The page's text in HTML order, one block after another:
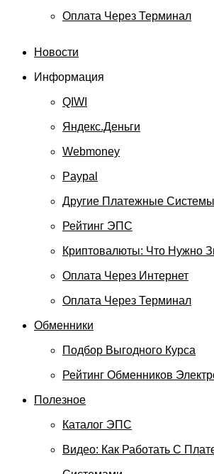
Оплата Через Терминал
Новости
Информация
QIWI
Яндекс.Деньги
Webmoney
Paypal
Другие Платежные Системы
Рейтинг ЭПС
Криптовалюты: Что Нужно
Оплата Через Интернет
Оплата Через Терминал
Обменники
Подбор Выгодного Курса
Рейтинг Обменников
Полезное
Каталог ЭПС
Видео: Как Работать С